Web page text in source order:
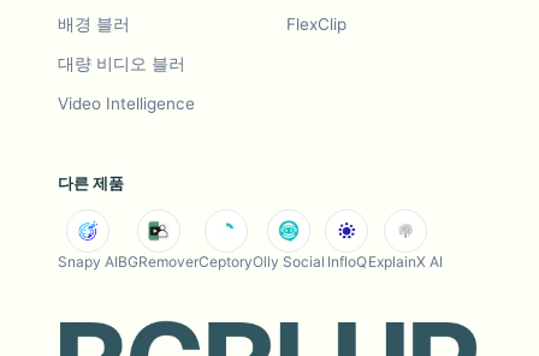
배경 블러
대량 비디오 블러
Video Intelligence
FlexClip
다른 제품
Snapy AIBGRemoverCeptoryOlly Social InfloQExplainX AI